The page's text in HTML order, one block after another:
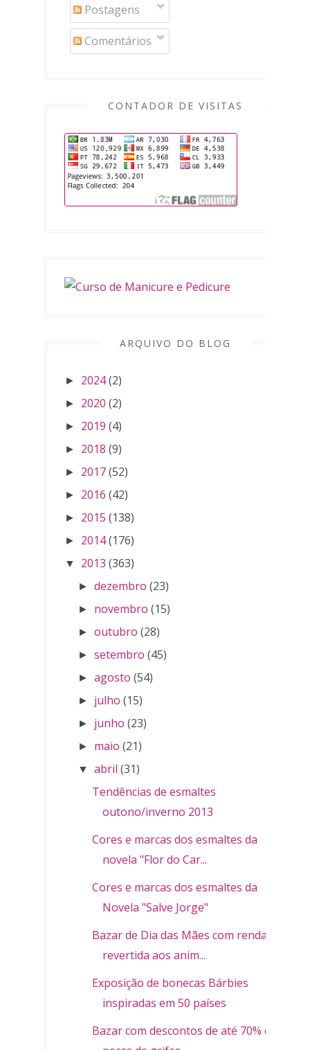
Postagens
Comentários
CONTADOR DE VISITAS
ARQUIVO DO BLOG
► 2024(2)
► 2020 (2)
► 2019 (4)
► 2018 (9)
► 2017(52)
► 2016 (42)
► 2015 (138)
► 2014(176)
▼ 2013 (363)
►dezembro (23)
► novembro (15)
►outubro (28)
►setembro (45)
►agosto (54)
► julho (15)
► junho (23)
► maio (21)
▼ abril (31)
Tendências de esmaltes
outono/inverno 2013
Cores e marcas dos esmaltes da
novela "Flor do Car...
Cores e marcas dos esmaltes da
Novela "Salve Jorge"
Bazar de Dia das Mães com renda
revertida aos anim...
Exposição de bonecas Bárbies
inspiradas em 50 países
Bazar com descontos de até 70% em